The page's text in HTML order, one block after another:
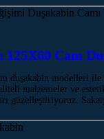
125X60 Cam
duşakabin modelleri ile
malzemeler ve
güzelleştiriyoruz.